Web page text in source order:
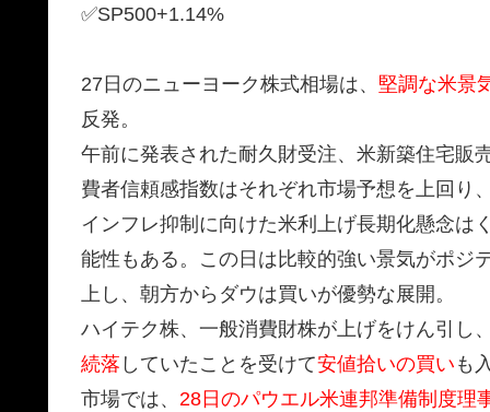
✅SP500+1.14%
27日のニューヨーク株式相場は、 堅調な米景
反発。
午前に発表された耐久財受注、米新築住宅販
費者信頼感指数はそれぞれ市場予想を上回り
インフレ抑制に向けた米利上げ長期化懸念は
能性もある。この日は比較的強い景気がポジ
上し、朝方からダウは買いが優勢な展開。
ハイテク株、一般消費財株が上げをけん引し
続落 していたことを受けて安値拾いの買い も
市場では、 28日のパウエル米連邦準備制度理